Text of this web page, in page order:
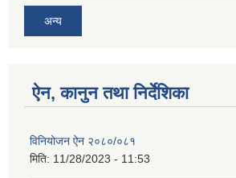
अन्य
ऐन, कानुन तथा निर्देशिका
विनियोजन ऐन २०८०/०८१
मिति: 11/28/2023 - 11:53